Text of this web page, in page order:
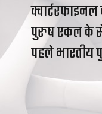
पुरुष एकल के
पहले भारतीय